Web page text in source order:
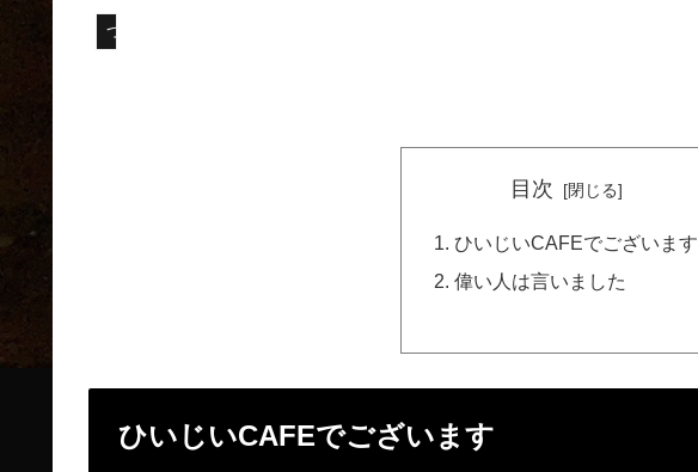
つぶやき
目次
ひいじいCAFEでございます
偉い人は言いました
ひいじいCAFEでございます